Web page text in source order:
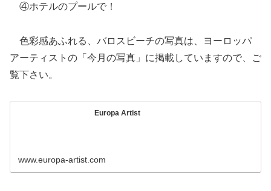
④ホテルのプールで！
色彩感あふれる、バロスビーチの写真は、ヨーロッパ
アーティストの「今月の写真」に掲載していますので、ご
覧下さい。
Europa Artist
www.europa-artist.com